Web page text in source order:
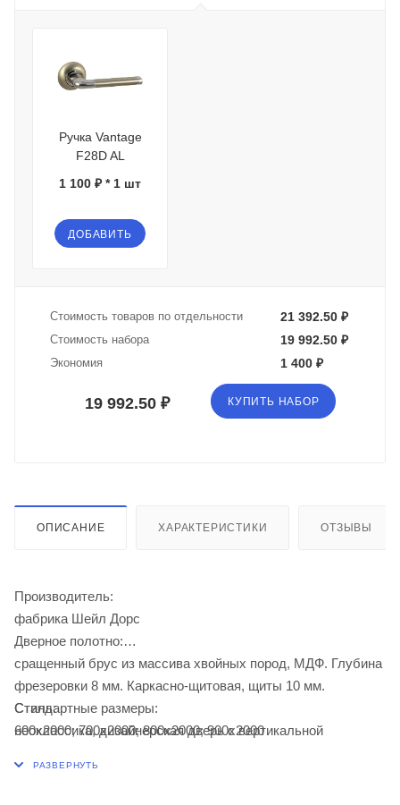
Ручка Vantage
F28D AL
1 100 ₽ * 1 шт
ДОБАВИТЬ
Стоимость товаров по отдельности 21 392.50 ₽
Стоимость набора 19 992.50 ₽
Экономия 1 400 ₽
19 992.50 ₽ КУПИТЬ НАБОР
ОПИСАНИЕ ХАРАКТЕРИСТИКИ ОТЗЫВЫ
Производитель:
фабрика Шейл Дорс
Дверное полотно:
сращенный брус из массива хвойных пород, МДФ. Глубина
фрезеровки 8 мм. Каркасно-щитовая, щиты 10 мм.
Стиль:
неоклассика, дизайнерская дверь с вертикальной
Стандартные размеры:
600х2000; 700х2000; 800х2000; 900х2000